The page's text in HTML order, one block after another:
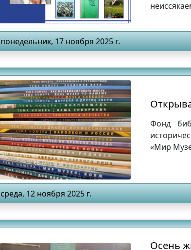
понедельник, 17 ноября 2025 г.
Фонд
«Мир
среда, 12 ноября 2025 г.
Осень